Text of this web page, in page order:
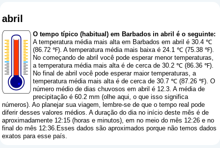
abril
O tempo típico (habitual) em Barbados in abril é o seguinte:
A temperatura média mais alta em Barbados em abril é 30.4 ℃
(86.72 ℉). A temperatura média mais baixa é 24.1 ℃ (75.38 ℉).
No começando de abril você pode esperar menor temperaturas,
a temperatura média mais alta é de cerca de 30.2 ℃ (86.36 ℉).
No final de abril você pode esperar maior temperaturas, a
temperatura média mais alta é de cerca de 30.7 ℃ (87.26 ℉). O
número médio de dias chuvosos em abril é 12.3. A média de
precipitação é 60.2 mm (olhe aqui, o que isso significa
números). Ao planejar sua viagem, lembre-se de que o tempo real pode
diferir desses valores médios. A duração do dia no início deste mês é de
aproximadamente 12:15 (horas e minutos), em no meio do mês 12:26 e no
final do mês 12:36.Esses dados são aproximados porque não temos dados
exatos para esse país.